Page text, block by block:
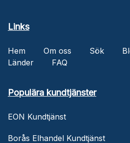
Links
Hem Om oss Sök
Länder
FAQ
Populära kundtjänster
EON Kundtjänst
Borås Elhandel Kundtjänst